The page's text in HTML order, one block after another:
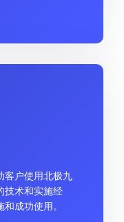
客户使用北极九
技术和实施经
成功使用。